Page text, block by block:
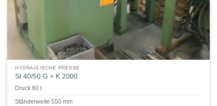
HYDRAULISCHE PRESSE
SI 40/50 G + K 2000
Druck 60 t
Ständerweite 550 mm